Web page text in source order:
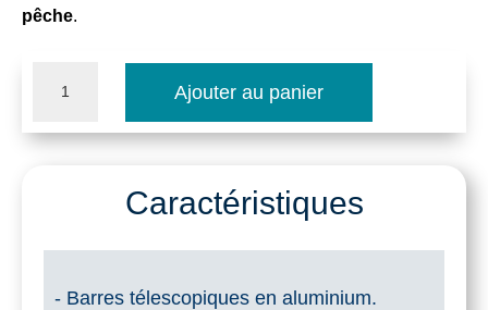
pêche.
Ajouter au panier
Caractéristiques
- Barres télescopiques en aluminium.